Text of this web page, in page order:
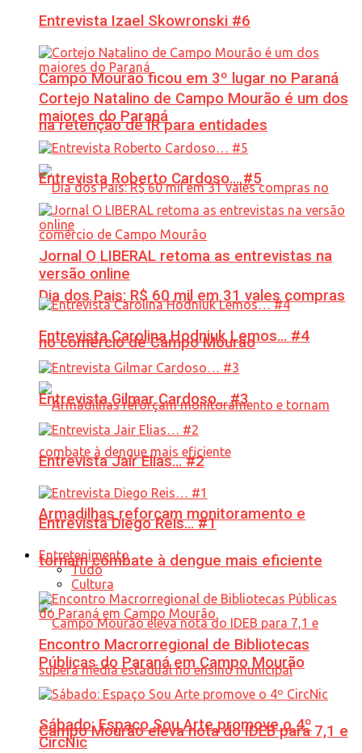
Campo Mourão ficou em 3º lugar no Paraná
na retenção de IR para entidades
Dia dos Pais: R$ 60 mil em 31 vales compras
no comércio de Campo Mourão
Armadilhas reforçam monitoramento e
tornam combate à dengue mais eficiente
Campo Mourão eleva nota do IDEB para 7,1 e
Entrevista Izael Skowronski #6
Cortejo Natalino de Campo Mourão é um dos
maiores do Paraná
Entrevista Roberto Cardoso… #5
Jornal O LIBERAL retoma as entrevistas na
versão online
Entrevista Carolina Hodniuk Lemos… #4
Entrevista Gilmar Cardoso… #3
Entrevista Jair Elias… #2
Entrevista Diego Reis… #1
Entretenimento
Tudo
Cultura
Encontro Macrorregional de Bibliotecas
Públicas do Paraná em Campo Mourão
Sábado: Espaço Sou Arte promove o 4º
CircNic